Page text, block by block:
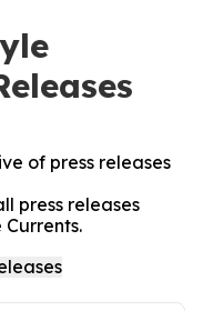
of press releases
press releases